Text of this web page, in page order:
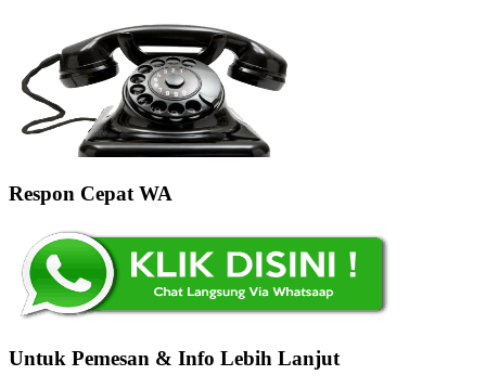
Respon Cepat WA
Untuk Pemesan & Info Lebih Lanjut